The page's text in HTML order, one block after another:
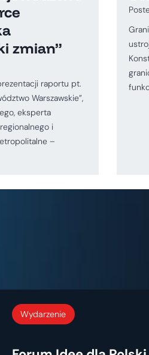
zmian”
raportu pt.
Warszawskie”,
eksperta
i
–
Wydarzenie